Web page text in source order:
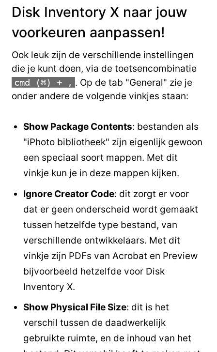
Disk Inventory X naar jouw
voorkeuren aanpassen!
Ook leuk zijn de verschillende instellingen
die je kunt doen, via de toetsencombinatie
cmd (⌘) + , . Op de tab "General" zie je
onder andere de volgende vinkjes staan:
Show Package Contents: bestanden als
"iPhoto bibliotheek" zijn eigenlijk gewoon
een speciaal soort mappen. Met dit
vinkje kun je in deze mappen kijken.
Ignore Creator Code: dit zorgt er voor
dat er geen onderscheid wordt gemaakt
tussen hetzelfde type bestand, van
verschillende ontwikkelaars. Met dit
vinkje zijn PDFs van Acrobat en Preview
bijvoorbeeld hetzelfde voor Disk
Inventory X.
Show Physical File Size: dit is het
verschil tussen de daadwerkelijk
gebruikte ruimte, en de inhoud van het